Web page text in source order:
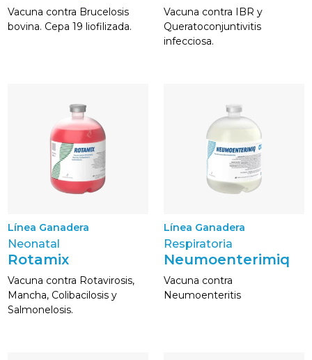
Vacuna contra Brucelosis
bovina. Cepa 19 liofilizada.
Vacuna contra IBR y
Queratoconjuntivitis
infecciosa.
Línea Ganadera
Neonatal
Rotamix
Vacuna contra Rotavirosis,
Mancha, Colibacilosis y
Salmonelosis.
Línea Ganadera
Respiratoria
Neumoenterimiq
Vacuna contra
Neumoenteritis